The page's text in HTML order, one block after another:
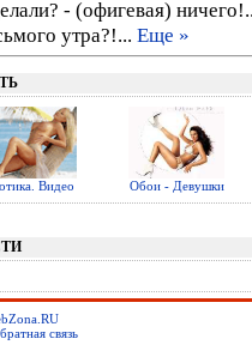
- (офигевая)
утра?!... Еще »
Видео Обои - Девушки
связь